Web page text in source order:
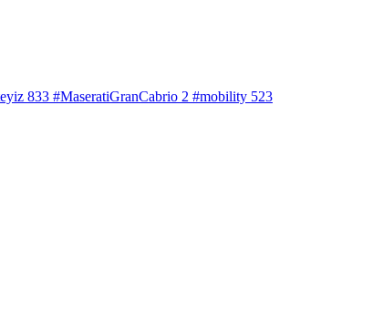
833 #MaseratiGranCabrio 2 #mobility 523